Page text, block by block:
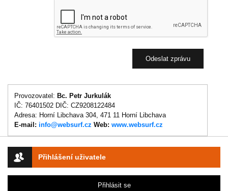
Přihlášení uživatele
Přihlásit se
Provozovatel: Bc. Petr Jurkulák
IČ: 76401502 DIČ: CZ9208122484
Adresa: Horní Libchava 304, 471 11 Horní Libchava
E-mail: info@websurf.cz Web: www.websurf.cz